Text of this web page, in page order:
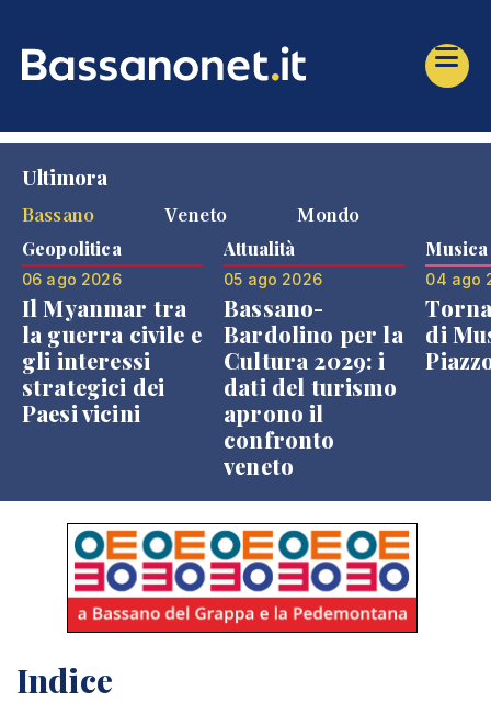
Ultimora
Bassano
Veneto Mondo
Geopolitica
06 ago 2026
Il Myanmar tra
la guerra civile e
gli interessi
strategici dei
Paesi vicini
Attualità
05 ago 2026
Bassano-
Bardolino per la
Cultura 2029: i
dati del turismo
aprono il
confronto
veneto
Musica
04 ago
di
Indice